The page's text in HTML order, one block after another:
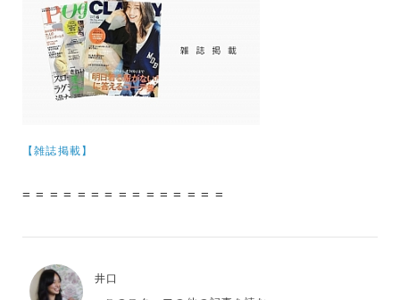
【雑誌掲載】
= = = = = = = = = = = = = = =
井口